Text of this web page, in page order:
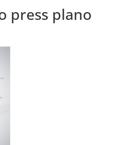
press plano